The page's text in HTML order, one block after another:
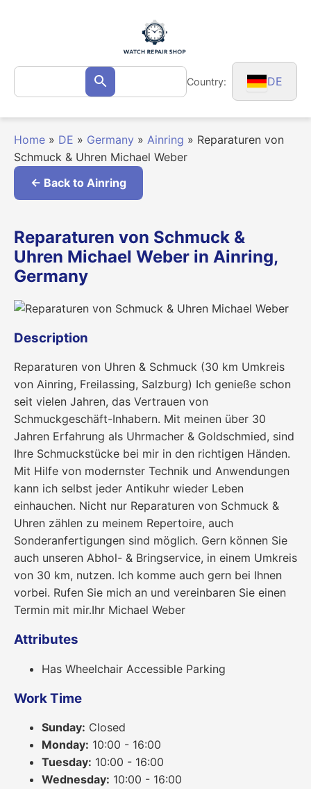
Search
for: Search Country: DE
Home » DE » Germany » Ainring » Reparaturen von
Schmuck & Uhren Michael Weber
← Back to Ainring
Reparaturen von Schmuck &
Uhren Michael Weber in Ainring,
Germany
Description
Reparaturen von Uhren & Schmuck (30 km Umkreis
von Ainring, Freilassing, Salzburg) Ich genieße schon
seit vielen Jahren, das Vertrauen von
Schmuckgeschäft-Inhabern. Mit meinen über 30
Jahren Erfahrung als Uhrmacher & Goldschmied, sind
Ihre Schmuckstücke bei mir in den richtigen Händen.
Mit Hilfe von modernster Technik und Anwendungen
kann ich selbst jeder Antikuhr wieder Leben
einhauchen. Nicht nur Reparaturen von Schmuck &
Uhren zählen zu meinem Repertoire, auch
Sonderanfertigungen sind möglich. Gern können Sie
auch unseren Abhol- & Bringservice, in einem Umkreis
von 30 km, nutzen. Ich komme auch gern bei Ihnen
vorbei. Rufen Sie mich an und vereinbaren Sie einen
Termin mit mir.Ihr Michael Weber
Attributes
Has Wheelchair Accessible Parking
Work Time
Sunday: Closed
Monday: 10:00 - 16:00
Tuesday: 10:00 - 16:00
Wednesday: 10:00 - 16:00